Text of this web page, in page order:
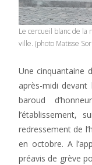
Le cercueil blanc de la
ville. (photo Matisse
Une cinquantaine
après-midi devant
baroud
redressement de
en octobre. A
préavis de grève